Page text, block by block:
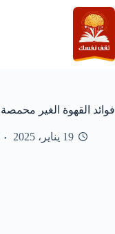
التجاوز
إلى
المحتوى
فوائد القهوة الغير محمصة
19 يناير، 2025